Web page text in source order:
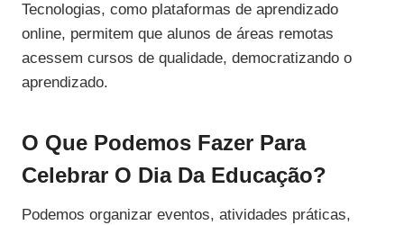
Tecnologias, como plataformas de aprendizado
online, permitem que alunos de áreas remotas
acessem cursos de qualidade, democratizando o
aprendizado.
O Que Podemos Fazer Para
Celebrar O Dia Da Educação?
Podemos organizar eventos, atividades práticas,